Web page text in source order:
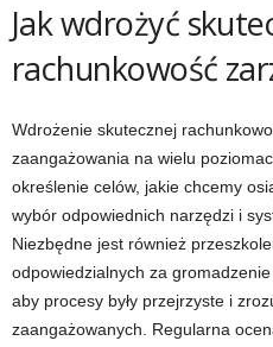
Jak wdrożyć
rachunkowość
Wdrożenie skutecznej
zaangażowania na wielu
określenie celów, jakie chcemy
wybór odpowiednich narzędzi i
Niezbędne jest również
odpowiedzialnych za
aby procesy były przejrzyste i
zaangażowanych. Regularna